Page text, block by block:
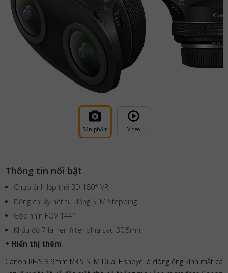
Sản phẩm Video
Thông tin nổi bật
Chụp ảnh lập thể 3D 180° VR
Động cơ lấy nét tự động STM Stepping
Góc nhìn FOV 144°
Khẩu độ 7 lá, ren filter phía sau 30,5mm
+ Hiển thị thêm
Canon RF-S 3.9mm f/3.5 STM Dual Fisheye là dòng ống kính mắt cá